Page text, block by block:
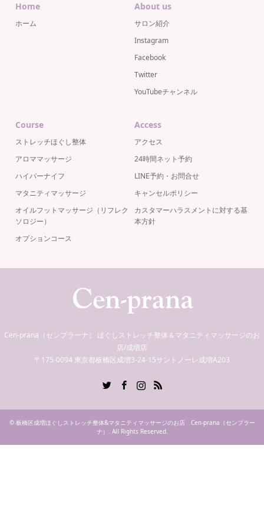
Home
ホーム
About us
サロン紹介
Instagram
Facebook
Twitter
YouTubeチャンネル
Course
ストレッチほぐし整体
アロママッサージ
ハイパーナイフ
マタニティマッサージ
オイルフットマッサージ（リフレク
ソロジー）
オプションコース
Access
アクセス
24時間ネット予約
LINE予約・お問合せ
キャンセルポリシー
カスタマーハラスメントに対する基
本方針
Cen-prana（センプラーナ） ほぐしストレッチ整体＆マタニティマッサージのお
店/成増店
〒175-0094 東京都板橋区成増3-24-15サントノーレ成増A203
RSS
© 板橋区成増ほぐしストレッチ整体&マタニティマッサージのお店 Cen-prana（センプラー
ナ） . All Rights Reserved.